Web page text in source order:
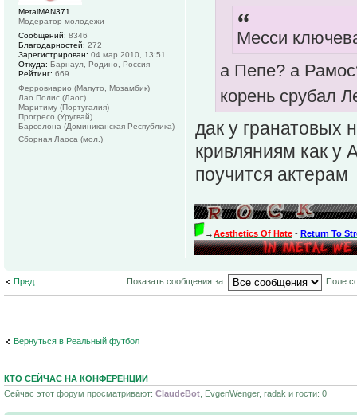
Месси
а Пепе? а
корень срубал
дак у гранатовых
кривляниям как у
поучится актерам
→Aesthetics Of Hate - Return To
MetalMAN371
Модератор молодежи
Сообщений: 8346
Благодарностей: 272
Зарегистрирован: 04 мар 2010, 13:51
Откуда: Барнаул, Родино, Россия
Рейтинг: 669
Ферровиарио (Мапуто, Мозамбик)
Лао Полис (Лаос)
Маритиму (Португалия)
Прогресо (Уругвай)
Барселона (Доминиканская Республика)
Сборная Лаоса (мол.)
Пред. Показать сообщения за: Поле
Вернуться в Реальный футбол
КТО СЕЙЧАС НА КОНФЕРЕНЦИИ
Сейчас этот форум просматривают: ClaudeBot , EvgenWenger, radak и гости: 0